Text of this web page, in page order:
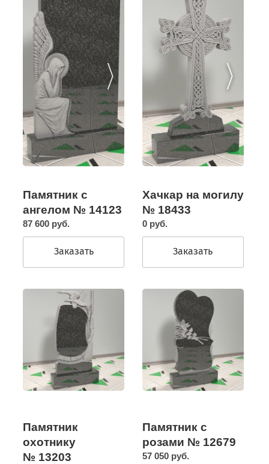
Памятник с
ангелом № 14123
87 600 руб.
Заказать
Хачкар на могилу
№ 18433
0 руб.
Заказать
Памятник
охотнику
№ 13203
Памятник с
розами № 12679
57 050 руб.